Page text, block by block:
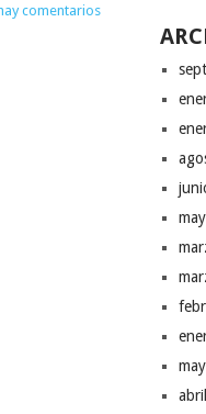
comentarios